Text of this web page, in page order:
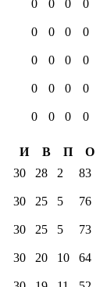
0 0 0 0
0 0 0 0
0 0 0 0
0 0 0 0
0 0 0
0
И В П
О
30 28 2 83
30 25 5 76
30 25 5 73
30 20 10 64